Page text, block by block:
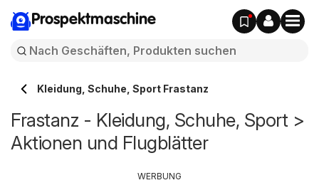
Prospektmaschine
Kleidung, Schuhe, Sport Frastanz
Frastanz - Kleidung, Schuhe, Sport >
Aktionen und Flugblätter
WERBUNG